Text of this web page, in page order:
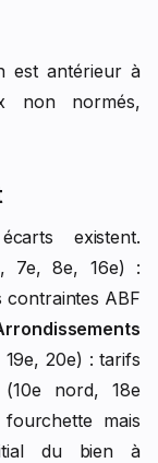
est antérieur à
non normés,
existent.
7e, 8e, 16e) :
ABF
19e, 20e) : tarifs
(10e nord, 18e
mais
du bien à